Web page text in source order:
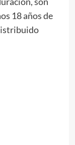
18 años de